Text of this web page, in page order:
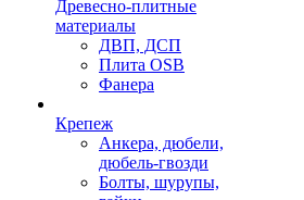
Древесно-плитные
материалы
ДВП, ДСП
Плита OSB
Фанера
Крепеж
Анкера, дюбели,
дюбель-гвозди
Болты, шурупы,